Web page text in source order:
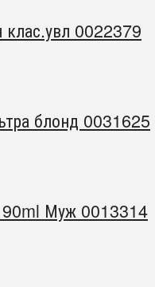
0022379
блонд 0031625
Муж 0013314